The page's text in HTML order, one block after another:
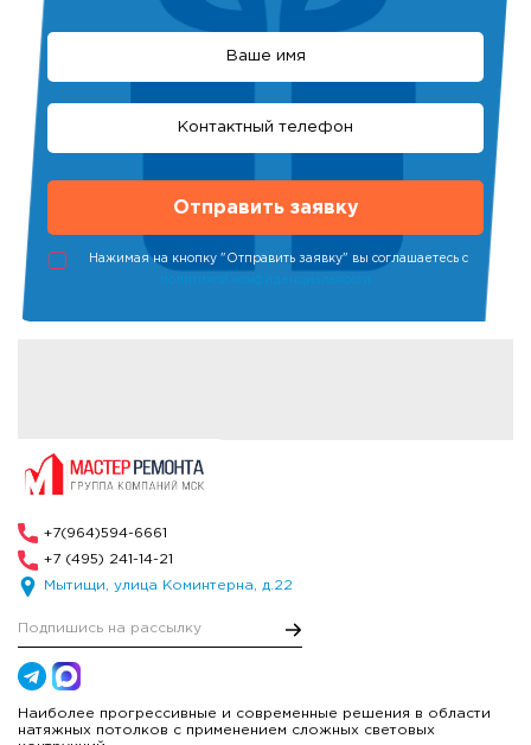
Нажимая на кнопку "Отправить заявку" вы соглашаетесь с
политикой конфиденциальности
+7(964)594-6661
+7 (495) 241-14-21
Мытищи, улица Коминтерна, д.22
Наиболее прогрессивные и современные решения в области
натяжных потолков с применением сложных световых